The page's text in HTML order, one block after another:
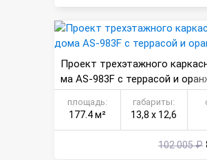
Проект трехэтажного
ма AS-983F с террасой и
площадь:
177.4 м²
габариты:
13,8 х 12,6
102 005 ₽